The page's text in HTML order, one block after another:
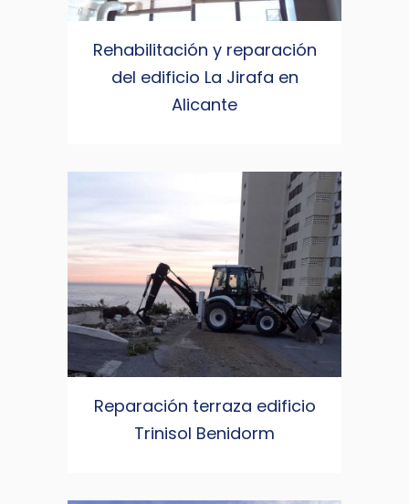
Rehabilitación y reparación
del edificio La Jirafa en
Alicante
Reparación terraza edificio
Trinisol Benidorm